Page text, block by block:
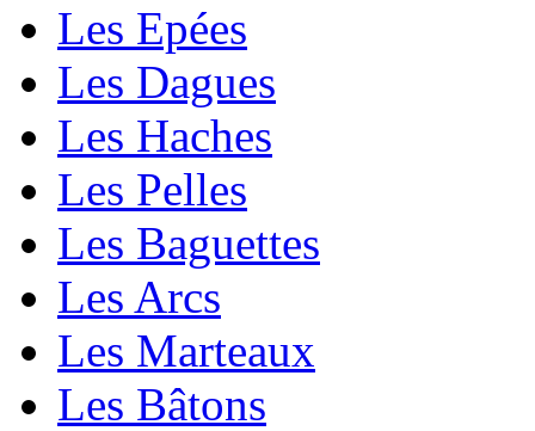
Les Epées
Les Dagues
Les Haches
Les Pelles
Les Baguettes
Les Arcs
Les Marteaux
Les Bâtons